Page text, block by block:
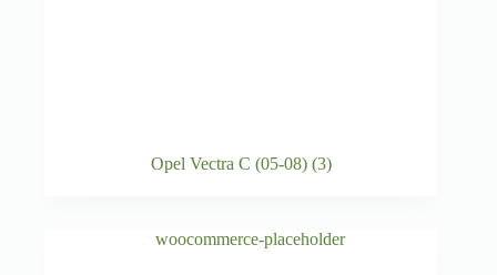
Opel Vectra C (05-08) (3)